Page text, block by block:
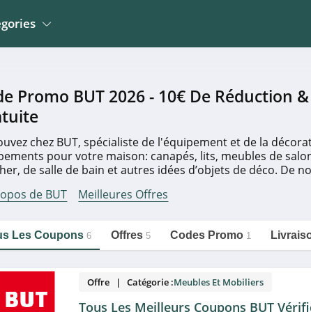
Suisse
Mobiliers
Montres, Bijoux Et
Lunettes
Et Occasions Développement Photos
Promo BUT 2026 - 10€ De Réduction
chez BUT, spécialiste de l'équipement et de la
pour votre maison: canapés, lits, meubles de
de salle de bain et autres idées d’objets de déco. De
les plus récents vous attendent sur couponpourtous.fr.
au maximum sur votre commande.
de BUT Meilleures Offres
Les Coupons 6 Offres 5 Codes Promo 1
Offre | Catégorie :Meubles Et Mobiliers
Tous Les Meilleurs Coupons BUT
https://couponpourtous.fr/butCopier le lien